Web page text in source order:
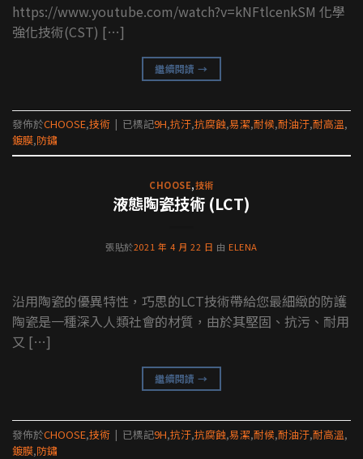
https://www.youtube.com/watch?v=kNFtlcenkSM 化學
強化技術(CST) […]
繼續閱讀→
發佈於CHOOSE,技術 | 已標記9H,抗汙,抗腐蝕,易潔,耐候,耐油汙,耐高溫,
鍍膜,防鏽
CHOOSE,技術
液態陶瓷技術 (LCT)
張貼於2021 年 4 月 22 日 由 ELENA
沿用陶瓷的優異特性，巧思的LCT技術帶給您最細緻的防護
陶瓷是一種深入人類社會的材質，由於其堅固、抗污、耐用
又 […]
繼續閱讀→
發佈於CHOOSE,技術 | 已標記9H,抗汙,抗腐蝕,易潔,耐候,耐油汙,耐高溫,
鍍膜,防鏽